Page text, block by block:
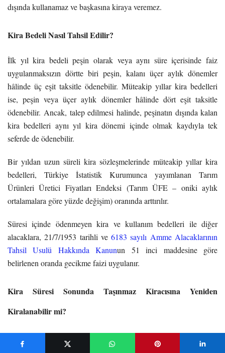
dışında kullanamaz ve başkasına kiraya veremez.
Kira Bedeli Nasıl Tahsil Edilir?
İlk yıl kira bedeli peşin olarak veya aynı süre içerisinde faiz
uygulanmaksızın dörtte biri peşin, kalanı üçer aylık dönemler
hâlinde üç eşit taksitle ödenebilir. Müteakip yıllar kira bedelleri
ise, peşin veya üçer aylık dönemler hâlinde dört eşit taksitle
ödenebilir. Ancak, talep edilmesi halinde, peşinatın dışında kalan
kira bedelleri aynı yıl kira dönemi içinde olmak kaydıyla tek
seferde de ödenebilir.
Bir yıldan uzun süreli kira sözleşmelerinde müteakip yıllar kira
bedelleri, Türkiye İstatistik Kurumunca yayımlanan Tarım
Ürünleri Üretici Fiyatları Endeksi (Tarım ÜFE – oniki aylık
ortalamalara göre yüzde değişim) oranında arttırılır.
Süresi içinde ödenmeyen kira ve kullanım bedelleri ile diğer
alacaklara, 21/7/1953 tarihli ve6183 sayılı Amme Alacaklarının
Tahsil Usulü Hakkında Kanunun 51 inci maddesine göre
belirlenen oranda gecikme faizi uygulanır.
Kira Süresi Sonunda Taşınmaz Kiracısına Yeniden
Kiralanabilir mi?
Kira süresi sonunda yükümlülüklerini yerine getirdiği tespit edilen
ve talepte bulunan kiracıların kira süresi, kontrol ekibinin